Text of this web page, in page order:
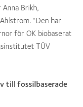
Brikh,
"Den har
för OK biobaserat
TÜV
till fossilbaserade